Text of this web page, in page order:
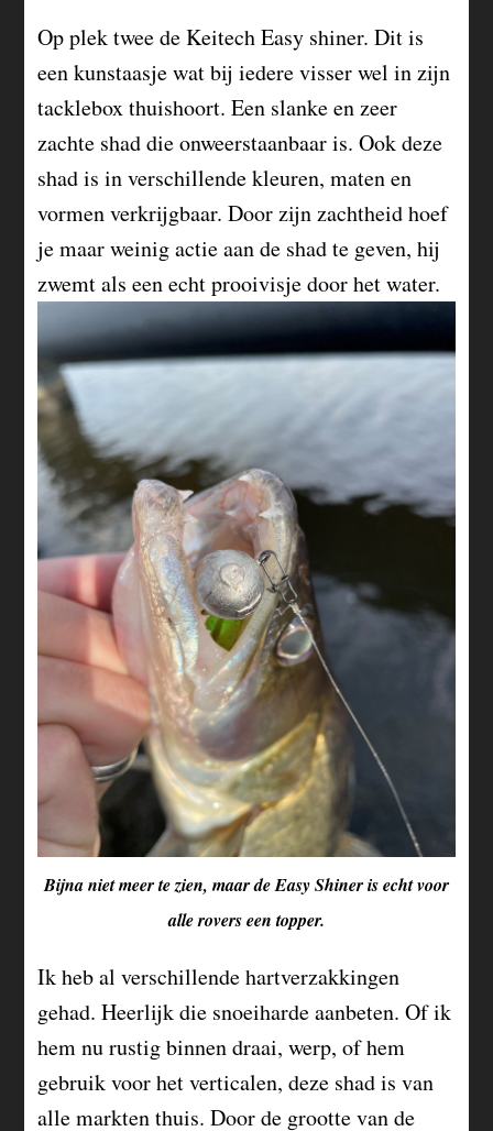
Op plek twee de Keitech Easy shiner. Dit is
een kunstaasje wat bij iedere visser wel in zijn
tacklebox thuishoort. Een slanke en zeer
zachte shad die onweerstaanbaar is. Ook deze
shad is in verschillende kleuren, maten en
vormen verkrijgbaar. Door zijn zachtheid hoef
je maar weinig actie aan de shad te geven, hij
zwemt als een echt prooivisje door het water.
Bijna niet meer te zien, maar de Easy Shiner is echt voor
alle rovers een topper.
Ik heb al verschillende hartverzakkingen
gehad. Heerlijk die snoeiharde aanbeten. Of ik
hem nu rustig binnen draai, werp, of hem
gebruik voor het verticalen, deze shad is van
alle markten thuis. Door de grootte van de